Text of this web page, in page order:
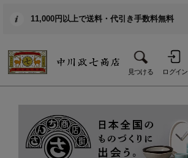
11,000円以上で送料・代引き手数料無料
見つける ログイン